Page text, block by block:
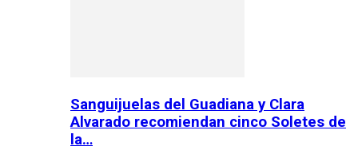
Sanguijuelas del Guadiana y Clara
Alvarado recomiendan cinco Soletes de
la…